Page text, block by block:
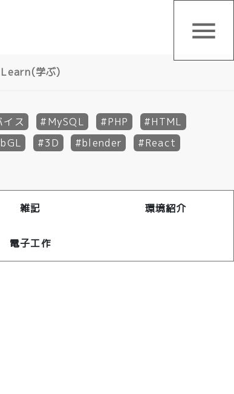
menu
Learn(学ぶ)
イス MySQL PHP
HTML
3D blender
React
雑記 環境紹介
電子工作